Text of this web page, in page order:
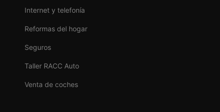
Internet y telefonía
Reformas del hogar
Seguros
Taller RACC Auto
Venta de coches